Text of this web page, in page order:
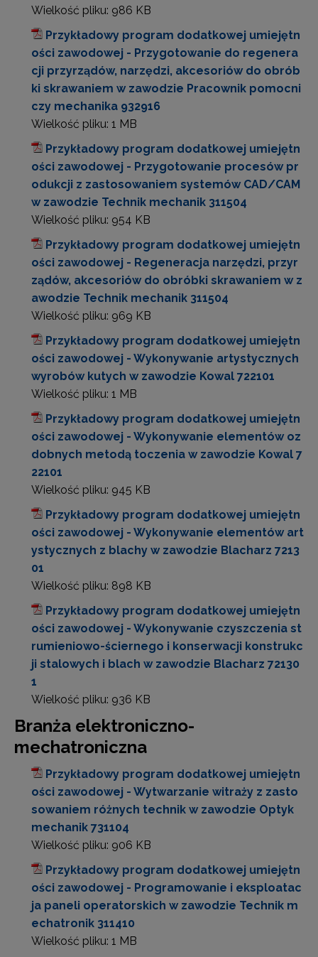
Wielkość pliku: 986 KB
Przykładowy program dodatkowej umiejętn
ości zawodowej - Przygotowanie do regenera
cji przyrządów, narzędzi, akcesoriów do obrób
ki skrawaniem w zawodzie Pracownik pomocni
czy mechanika 932916
Wielkość pliku: 1 MB
Przykładowy program dodatkowej umiejętn
ości zawodowej - Przygotowanie procesów pr
odukcji z zastosowaniem systemów CAD/CAM
w zawodzie Technik mechanik 311504
Wielkość pliku: 954 KB
Przykładowy program dodatkowej umiejętn
ości zawodowej - Regeneracja narzędzi, przyr
ządów, akcesoriów do obróbki skrawaniem w z
awodzie Technik mechanik 311504
Wielkość pliku: 969 KB
Przykładowy program dodatkowej umiejętn
ości zawodowej - Wykonywanie artystycznych
wyrobów kutych w zawodzie Kowal 722101
Wielkość pliku: 1 MB
Przykładowy program dodatkowej umiejętn
ości zawodowej - Wykonywanie elementów oz
dobnych metodą toczenia w zawodzie Kowal 7
22101
Wielkość pliku: 945 KB
Przykładowy program dodatkowej umiejętn
ości zawodowej - Wykonywanie elementów art
ystycznych z blachy w zawodzie Blacharz 7213
01
Wielkość pliku: 898 KB
Przykładowy program dodatkowej umiejętn
ości zawodowej - Wykonywanie czyszczenia st
rumieniowo-ściernego i konserwacji konstrukc
ji stalowych i blach w zawodzie Blacharz 72130
1
Wielkość pliku: 936 KB
Branża elektroniczno-
mechatroniczna
Przykładowy program dodatkowej umiejętn
ości zawodowej - Wytwarzanie witraży z zasto
sowaniem różnych technik w zawodzie Optyk
mechanik 731104
Wielkość pliku: 906 KB
Przykładowy program dodatkowej umiejętn
ości zawodowej - Programowanie i eksploatac
ja paneli operatorskich w zawodzie Technik m
echatronik 311410
Wielkość pliku: 1 MB